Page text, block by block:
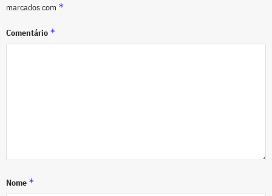
marcados com *
Comentário *
Nome *